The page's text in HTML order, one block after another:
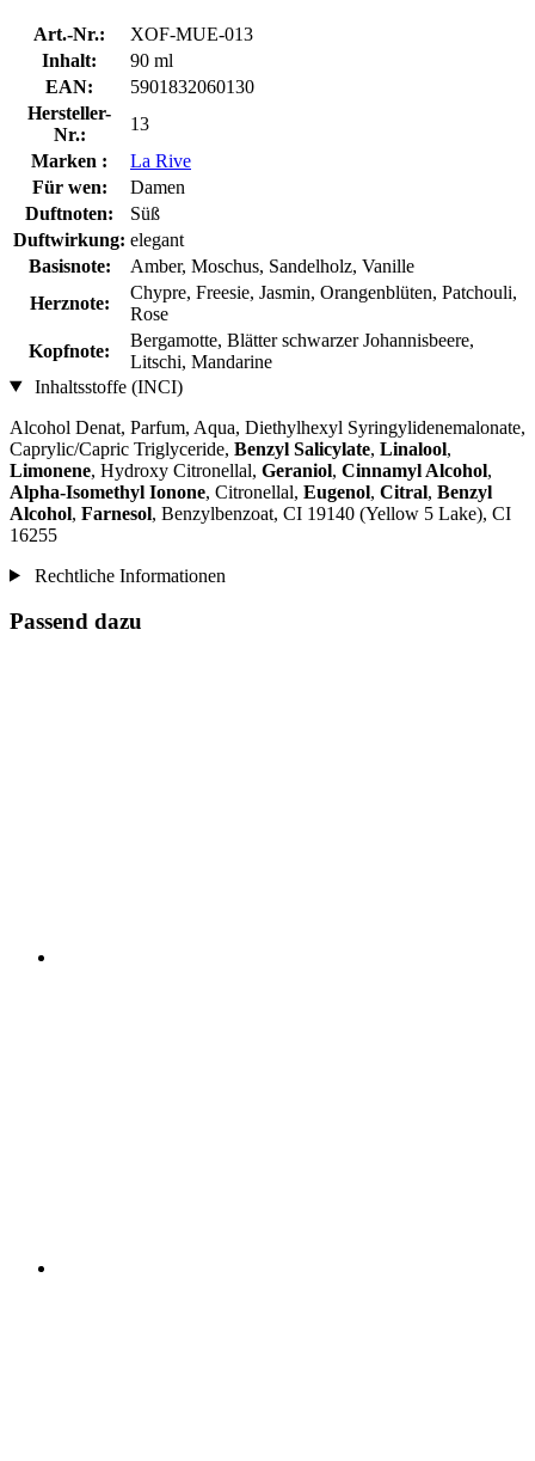
Art.-Nr.:
XOF-MUE-013
Inhalt:
90 ml
EAN:
5901832060130
Hersteller-
Nr.:
13
Marken :
La Rive
Für wen:
Damen
Duftnoten:
Süß
Duftwirkung: elegant
Basisnote:
Amber, Moschus, Sandelholz, Vanille
Herznote:
Chypre, Freesie, Jasmin, Orangenblüten, Patchouli,
Rose
Kopfnote:
Bergamotte, Blätter schwarzer Johannisbeere,
Litschi, Mandarine
Inhaltsstoffe (INCI)
Alcohol Denat, Parfum, Aqua, Diethylhexyl Syringylidenemalonate,
Caprylic/Capric Triglyceride, Benzyl Salicylate, Linalool,
Limonene, Hydroxy Citronellal, Geraniol, Cinnamyl Alcohol,
Alpha-Isomethyl Ionone, Citronellal, Eugenol, Citral, Benzyl
Alcohol, Farnesol, Benzylbenzoat, CI 19140 (Yellow 5 Lake), CI
16255
Rechtliche Informationen
Passend dazu